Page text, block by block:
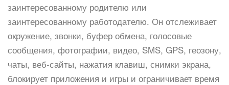
заинтересованному родителю или
заинтересованному работодателю. Он отслеживает
окружение, звонки, буфер обмена, голосовые
сообщения, фотографии, видео, SMS, GPS, геозону,
чаты, веб-сайты, нажатия клавиш, снимки экрана,
блокирует приложения и игры и ограничивает время